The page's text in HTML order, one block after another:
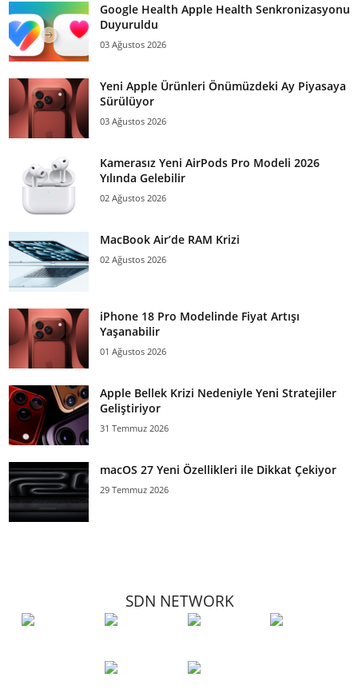
Google Health Apple Health Senkronizasyonu
Duyuruldu
03 Ağustos 2026
Yeni Apple Ürünleri Önümüzdeki Ay Piyasaya
Sürülüyor
03 Ağustos 2026
Kamerasız Yeni AirPods Pro Modeli 2026
Yılında Gelebilir
02 Ağustos 2026
MacBook Air’de RAM Krizi
02 Ağustos 2026
iPhone 18 Pro Modelinde Fiyat Artışı
Yaşanabilir
01 Ağustos 2026
Apple Bellek Krizi Nedeniyle Yeni Stratejiler
Geliştiriyor
31 Temmuz 2026
macOS 27 Yeni Özellikleri ile Dikkat Çekiyor
29 Temmuz 2026
SDN NETWORK